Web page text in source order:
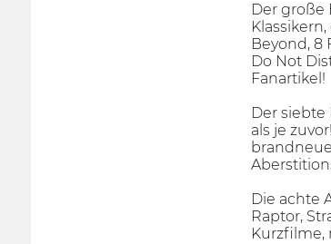
Der große
Beyond, 8
Do Not
Fanartikel!
Der
als je
Die achte
Raptor,
Kurzfilme,